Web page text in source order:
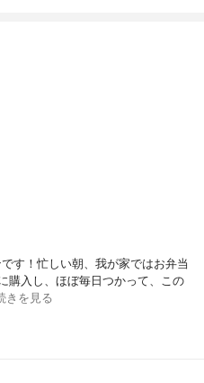
す！忙しい朝、我が家ではお弁当
購入し、ほぼ毎日つかって、この
きを見る